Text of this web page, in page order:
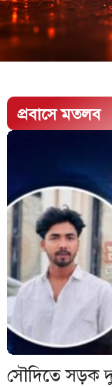
প্রবাসে মতলব
সৌদিতে সড়ক